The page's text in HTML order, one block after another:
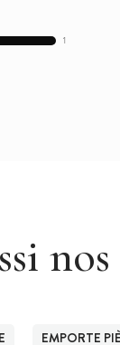
1
EMPORTE